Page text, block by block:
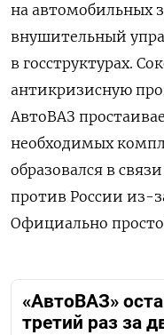
на автомобильных
внушительный
в госструктурах.
антикризисную
АвтоВАЗ
необходимых
образовался в
против России из-
Официально
«АвтоВАЗ»
третий раз за